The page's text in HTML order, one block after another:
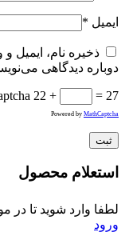
ایمیل *
ذخیره نام، ایمیل
دوباره دیدگاهی
22 + = 27
Powered by MathCaptcha
استعلام محصول
لطفا وارد شوید تا در
ورود